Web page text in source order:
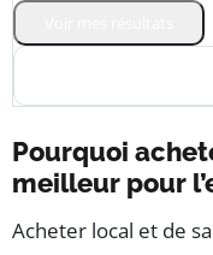
Pourquoi
meilleur pour
Acheter local et de